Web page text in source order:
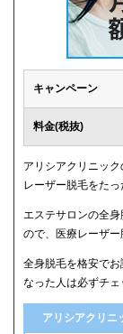
キャンペーン
料金(税抜)
アリシアクリニッ
レーザー脱毛をた
エステサロンの全
ので、医療レーザー
全身脱毛を格安で
なった人は必ずチェ
アリシアクリニ